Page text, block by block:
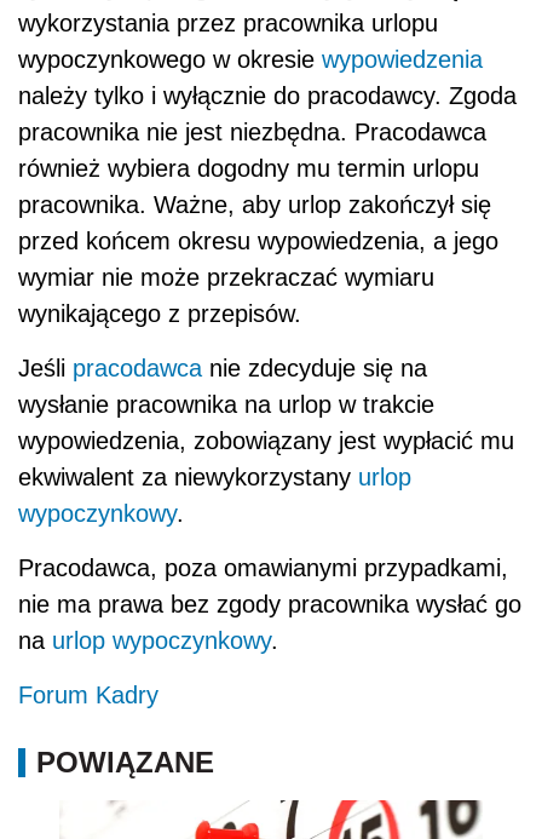
wykorzystania przez pracownika urlopu
wypoczynkowego w okresie wypowiedzenia
należy tylko i wyłącznie do pracodawcy. Zgoda
pracownika nie jest niezbędna. Pracodawca
również wybiera dogodny mu termin urlopu
pracownika. Ważne, aby urlop zakończył się
przed końcem okresu wypowiedzenia, a jego
wymiar nie może przekraczać wymiaru
wynikającego z przepisów.
Jeśli pracodawca nie zdecyduje się na
wysłanie pracownika na urlop w trakcie
wypowiedzenia, zobowiązany jest wypłacić mu
ekwiwalent za niewykorzystany urlop
wypoczynkowy.
Pracodawca, poza omawianymi przypadkami,
nie ma prawa bez zgody pracownika wysłać go
na urlop wypoczynkowy.
Forum Kadry
POWIĄZANE